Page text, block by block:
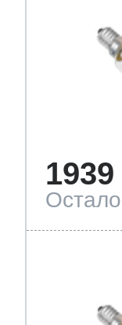
1939